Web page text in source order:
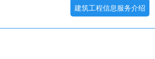
建筑工程信息服务介绍